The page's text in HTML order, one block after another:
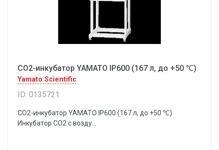
CO2-инкубатор YAMATO IP600 (167 л, до +50 ℃)
Yamato Scientific
ID: 0135721
CO2-инкубатор YAMATO IP600 (167 л, до +50 ℃)
Инкубатор CO2 c возду...